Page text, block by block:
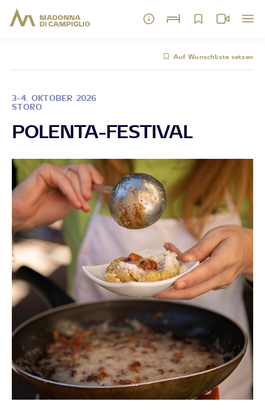
Auf Wunschliste setzen
3-4. OKTOBER 2026
STORO
POLENTA-FESTIVAL